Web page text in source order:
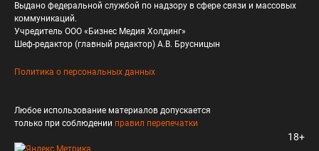
Выдано федеральной службой по надзору в сфере связи и массовых
коммуникаций.
Учредитель ООО «Бизнес Медия Холдинг»
Шеф-редактор (главный редактор) А.В. Брусницын
Политика о персональных данных
Любое использование материалов допускается
только при соблюдении правил перепечатки
18+